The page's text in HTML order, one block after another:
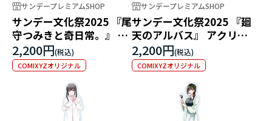
サンデープレミアムSHOP
サンデー文化祭2025 『尾
守つみきと奇日常。』 ア
クリルスタンド
2,200円
COMIXYZオリジナル
サンデープレミアムSHOP
サンデー文化祭2025 『廻
天のアルバス』 アクリル
スタンド
2,200円
COMIXYZオリジナル